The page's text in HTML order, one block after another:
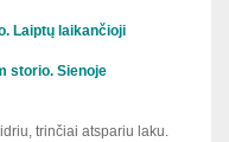
Laiptų laikančioji
storio. Sienoje
trinčiai atspariu laku.